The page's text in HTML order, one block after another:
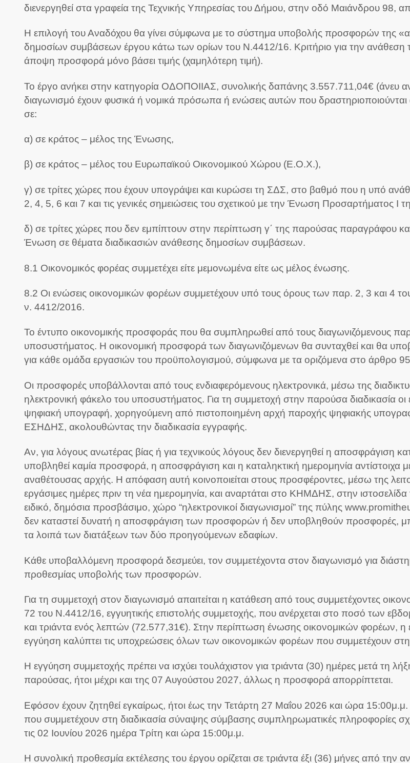
διενεργηθεί στα γραφεία της Τεχνικής Υπηρεσίας του Δήμου, στην οδό Μαιάνδρου 98,
Η επιλογή του Αναδόχου θα γίνει σύμφωνα με το σύστημα υποβολής προσφορών της
δημοσίων συμβάσεων έργου κάτω των ορίων του Ν.4412/16. Κριτήριο για την ανάθεση
άποψη προσφορά μόνο βάσει τιμής (χαμηλότερη τιμή).
Το έργο ανήκει στην κατηγορία ΟΔΟΠΟΙΙΑΣ, συνολικής δαπάνης 3.557.711,04€ (άνευ
διαγωνισμό έχουν φυσικά ή νομικά πρόσωπα ή ενώσεις αυτών που
σε:
α) σε κράτος – μέλος της Ένωσης,
β) σε κράτος – μέλος του Ευρωπαϊκού Οικονομικού Χώρου (Ε.Ο.Χ.),
γ) σε τρίτες χώρες που έχουν υπογράψει και κυρώσει τη ΣΔΣ, στο βαθμό που η υπό
2, 4, 5, 6 και 7 και τις γενικές σημειώσεις του σχετικού με την Ένωση Προσαρτήματος
δ) σε τρίτες χώρες που δεν εμπίπτουν στην περίπτωση γ΄ της παρούσας παραγράφου
Ένωση σε θέματα διαδικασιών ανάθεσης δημοσίων συμβάσεων.
8.1 Οικονομικός φορέας συμμετέχει είτε μεμονωμένα είτε ως μέλος ένωσης.
8.2 Οι ενώσεις οικονομικών φορέων συμμετέχουν υπό τους όρους των παρ. 2, 3 και 4
ν. 4412/2016.
Το έντυπο οικονομικής προσφοράς που θα συμπληρωθεί από τους διαγωνιζόμενους
υποσυστήματος. Η οικονομική προσφορά των διαγωνιζόμενων θα συνταχθεί και θα
για κάθε ομάδα εργασιών του προϋπολογισμού, σύμφωνα με τα οριζόμενα στο άρθρο
Οι προσφορές υποβάλλονται από τους ενδιαφερόμενους ηλεκτρονικά, μέσω της
ηλεκτρονική φάκελο του υποσυστήματος. Για τη συμμετοχή στην παρούσα διαδικασία οι
ψηφιακή υπογραφή, χορηγούμενη από πιστοποιημένη αρχή παροχής ψηφιακής
ΕΣΗΔΗΣ, ακολουθώντας την διαδικασία εγγραφής.
Αν, για λόγους ανωτέρας βίας ή για τεχνικούς λόγους δεν διενεργηθεί η αποσφράγιση
υποβληθεί καμία προσφορά, η αποσφράγιση και η καταληκτική ημερομηνία αντίστοιχα
αναθέτουσας αρχής. Η απόφαση αυτή κοινοποιείται στους προσφέροντες, μέσω της
εργάσιμες ημέρες πριν τη νέα ημερομηνία, και αναρτάται στο ΚΗΜΔΗΣ, στην
ειδικό, δημόσια προσβάσιμο, χώρο “ηλεκτρονικοί διαγωνισμοί” της πύλης
δεν καταστεί δυνατή η αποσφράγιση των προσφορών ή δεν υποβληθούν προσφορές,
τα λοιπά των διατάξεων των δύο προηγούμενων εδαφίων.
Κάθε υποβαλλόμενη προσφορά δεσμεύει, τον συμμετέχοντα στον διαγωνισμό για
προθεσμίας υποβολής των προσφορών.
Για τη συμμετοχή στον διαγωνισμό απαιτείται η κατάθεση από τους συμμετέχοντες
72 του Ν.4412/16, εγγυητικής επιστολής συμμετοχής, που ανέρχεται στο ποσό των
και τριάντα ενός λεπτών (72.577,31€). Στην περίπτωση ένωσης οικονομικών φορέων, η
εγγύηση καλύπτει τις υποχρεώσεις όλων των οικονομικών φορέων που συμμετέχουν
Η εγγύηση συμμετοχής πρέπει να ισχύει τουλάχιστον για τριάντα (30) ημέρες μετά τη
παρούσας, ήτοι μέχρι και της 07 Αυγούστου 2027, άλλως η προσφορά απορρίπτεται.
Εφόσον έχουν ζητηθεί εγκαίρως, ήτοι έως την Τετάρτη 27 Μαΐου 2026 και ώρα
που συμμετέχουν στη διαδικασία σύναψης σύμβασης συμπληρωματικές πληροφορίες
τις 02 Ιουνίου 2026 ημέρα Τρίτη και ώρα 15:00μ.μ.
Η συνολική προθεσμία εκτέλεσης του έργου ορίζεται σε τριάντα έξι (36) μήνες από